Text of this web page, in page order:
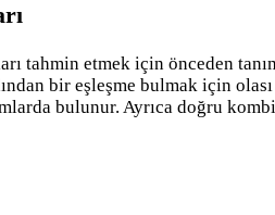
tahmin etmek için önceden
bir eşleşme bulmak için
bulunur. Ayrıca doğru